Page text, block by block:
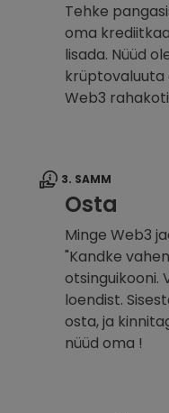
Tehke
oma
lisada. Nüüd
krüptovaluuta
Web3
3. SAMM
Osta
Minge Web3
"Kandke
otsinguikooni.
loendist.
osta, ja
nüüd oma !